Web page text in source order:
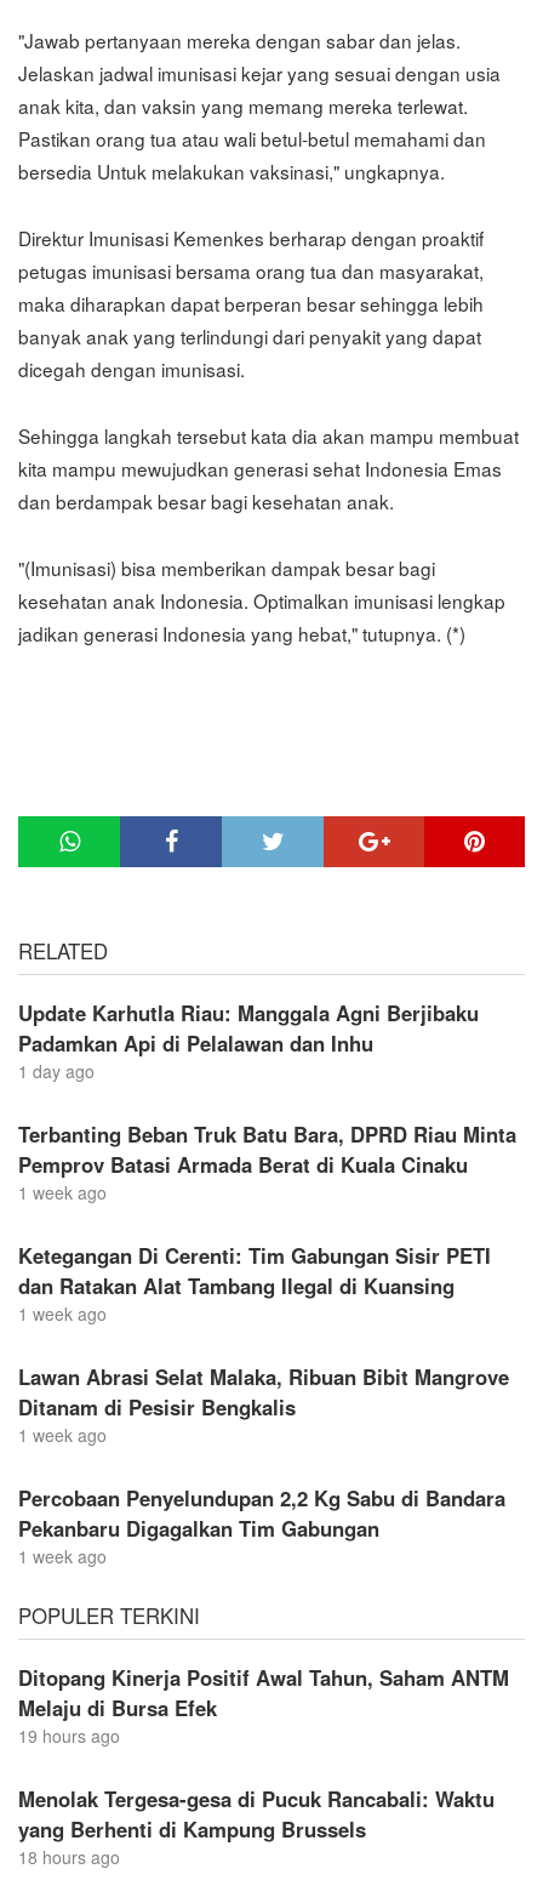
"Jawab pertanyaan mereka dengan sabar dan jelas.
Jelaskan jadwal imunisasi kejar yang sesuai dengan usia
anak kita, dan vaksin yang memang mereka terlewat.
Pastikan orang tua atau wali betul-betul memahami dan
bersedia Untuk melakukan vaksinasi," ungkapnya.
Direktur Imunisasi Kemenkes berharap dengan proaktif
petugas imunisasi bersama orang tua dan masyarakat,
maka diharapkan dapat berperan besar sehingga lebih
banyak anak yang terlindungi dari penyakit yang dapat
dicegah dengan imunisasi.
Sehingga langkah tersebut kata dia akan mampu membuat
kita mampu mewujudkan generasi sehat Indonesia Emas
dan berdampak besar bagi kesehatan anak.
"(Imunisasi) bisa memberikan dampak besar bagi
kesehatan anak Indonesia. Optimalkan imunisasi lengkap
jadikan generasi Indonesia yang hebat," tutupnya. (*)
RELATED
Update Karhutla Riau: Manggala Agni Berjibaku
Padamkan Api di Pelalawan dan Inhu
1 day ago
Terbanting Beban Truk Batu Bara, DPRD Riau Minta
Pemprov Batasi Armada Berat di Kuala Cinaku
1 week ago
Ketegangan Di Cerenti: Tim Gabungan Sisir PETI
dan Ratakan Alat Tambang Ilegal di Kuansing
1 week ago
Lawan Abrasi Selat Malaka, Ribuan Bibit Mangrove
Ditanam di Pesisir Bengkalis
1 week ago
Percobaan Penyelundupan 2,2 Kg Sabu di Bandara
Pekanbaru Digagalkan Tim Gabungan
1 week ago
POPULER TERKINI
Ditopang Kinerja Positif Awal Tahun, Saham ANTM
Melaju di Bursa Efek
19 hours ago
Menolak Tergesa-gesa di Pucuk Rancabali: Waktu
yang Berhenti di Kampung Brussels
18 hours ago